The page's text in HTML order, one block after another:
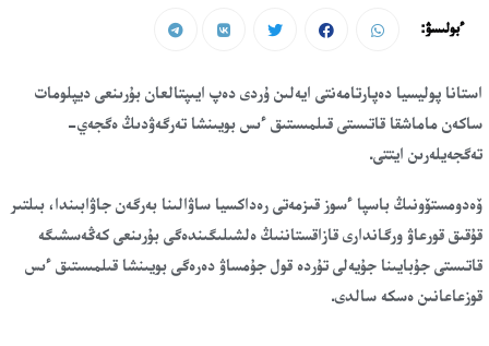
ءبولىسۋ:
استانا پوليسيا دەپارتامەنتى ايەلىن ۇردى دەپ ايىپتالعان بۇرىنعى ديپلومات
ساكەن ماماشقا قاتىستى قىلمىستىق ءىس بويىنشا تەرگەۋدىڭ ەگجەي-
تەگجەيلەرىن ايتتى.
ۆەدومستۆونىڭ باسپا ءسوز قىزمەتى رەداكسيا ساۋالىنا بەرگەن جاۋابىندا، بىلتىر
قۇقىق قورعاۋ ورگاندارى قازاقستاننىڭ ەلشىلىگىندەگى بۇرىنعى كەڭەسشىگە
قاتىستى جۇبايىنا جۇيەلى تۇردە قول جۇمساۋ دەرەگى بويىنشا قىلمىستىق ءىس
قوزعاعانىن ەسكە سالدى.